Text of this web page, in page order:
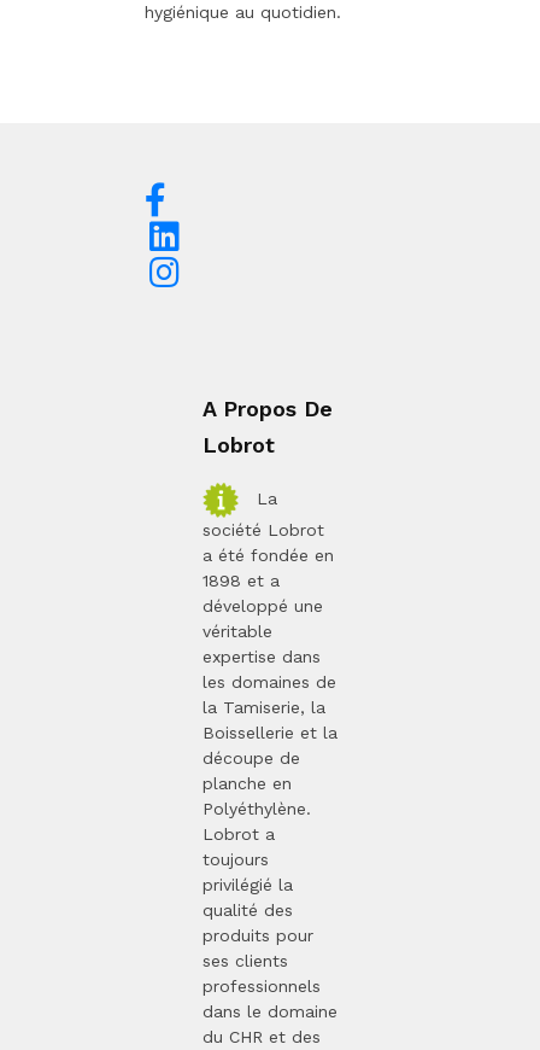
hygiénique au quotidien.
A Propos De
Lobrot
La
société Lobrot
a été fondée en
1898 et a
développé une
véritable
expertise dans
les domaines de
la Tamiserie, la
Boissellerie et la
découpe de
planche en
Polyéthylène.
Lobrot a
toujours
privilégié la
qualité des
produits pour
ses clients
professionnels
dans le domaine
du CHR et des